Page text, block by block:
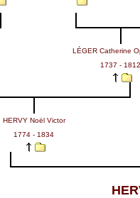
LÉGER Catherine
1737 - 1812
HERVY Noël Victor
1774 - 1834